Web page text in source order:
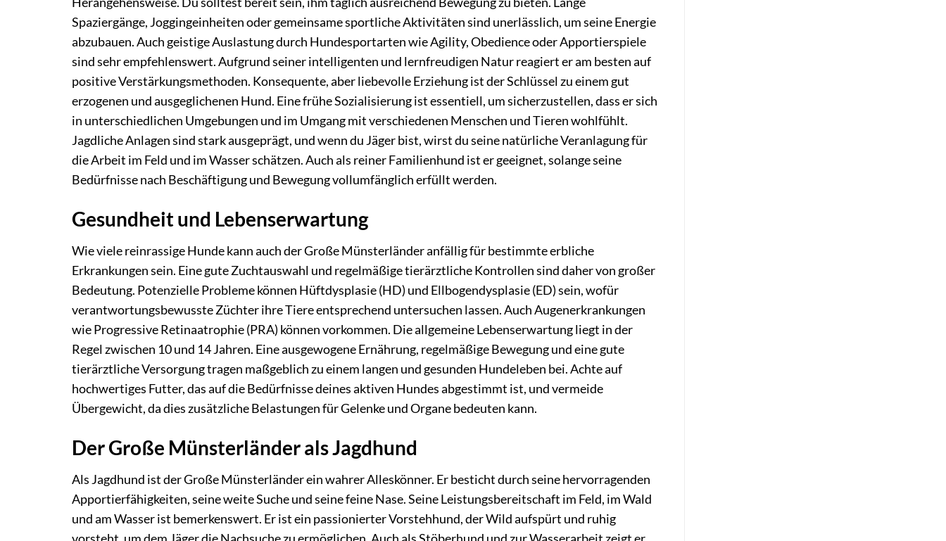
Spaziergänge, Joggingeinheiten oder gemeinsame sportliche Aktivitäten sind unerlässlich, um seine Energie
abzubauen. Auch geistige Auslastung durch Hundesportarten wie Agility, Obedience oder Apportierspiele
sind sehr empfehlenswert. Aufgrund seiner intelligenten und lernfreudigen Natur reagiert er am besten auf
positive Verstärkungsmethoden. Konsequente, aber liebevolle Erziehung ist der Schlüssel zu einem gut
erzogenen und ausgeglichenen Hund. Eine frühe Sozialisierung ist essentiell, um sicherzustellen, dass er sich
in unterschiedlichen Umgebungen und im Umgang mit verschiedenen Menschen und Tieren wohlfühlt.
Jagdliche Anlagen sind stark ausgeprägt, und wenn du Jäger bist, wirst du seine natürliche Veranlagung für
die Arbeit im Feld und im Wasser schätzen. Auch als reiner Familienhund ist er geeignet, solange seine
Bedürfnisse nach Beschäftigung und Bewegung vollumfänglich erfüllt werden.
Gesundheit und Lebenserwartung
Wie viele reinrassige Hunde kann auch der Große Münsterländer anfällig für bestimmte erbliche
Erkrankungen sein. Eine gute Zuchtauswahl und regelmäßige tierärztliche Kontrollen sind daher von großer
Bedeutung. Potenzielle Probleme können Hüftdysplasie (HD) und Ellbogendysplasie (ED) sein, wofür
verantwortungsbewusste Züchter ihre Tiere entsprechend untersuchen lassen. Auch Augenerkrankungen
wie Progressive Retinaatrophie (PRA) können vorkommen. Die allgemeine Lebenserwartung liegt in der
Regel zwischen 10 und 14 Jahren. Eine ausgewogene Ernährung, regelmäßige Bewegung und eine gute
tierärztliche Versorgung tragen maßgeblich zu einem langen und gesunden Hundeleben bei. Achte auf
hochwertiges Futter, das auf die Bedürfnisse deines aktiven Hundes abgestimmt ist, und vermeide
Übergewicht, da dies zusätzliche Belastungen für Gelenke und Organe bedeuten kann.
Der Große Münsterländer als Jagdhund
Als Jagdhund ist der Große Münsterländer ein wahrer Alleskönner. Er besticht durch seine hervorragenden
Apportierfähigkeiten, seine weite Suche und seine feine Nase. Seine Leistungsbereitschaft im Feld, im Wald
und am Wasser ist bemerkenswert. Er ist ein passionierter Vorstehhund, der Wild aufspürt und ruhig